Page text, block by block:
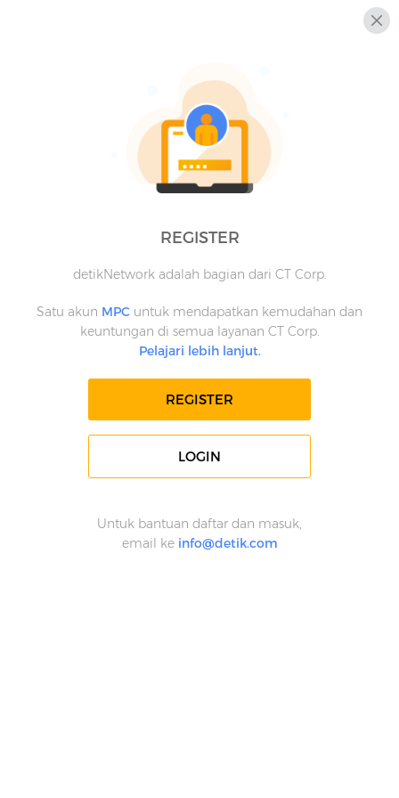
REGISTER
detikNetwork adalah bagian dari CT Corp.
Satu akun MPC untuk mendapatkan kemudahan dan
keuntungan di semua layanan CT Corp.
Pelajari lebih lanjut.
REGISTER
LOGIN
Untuk bantuan daftar dan masuk,
email ke info@detik.com